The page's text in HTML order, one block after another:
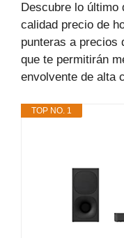
Descubre lo último
calidad precio de
punteras a precios
que te permitirán
envolvente de alta
TOP NO. 1